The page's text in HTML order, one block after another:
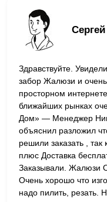
Сергей
Здравствуйте.
забор Жалюзи и
просторном
ближайших рынках
Дом» — Менеджер
объяснил разложил
решили заказать ,
плюс Доставка
Заказывали. Жалюзи
Очень хорошо что
надо пилить, резать.